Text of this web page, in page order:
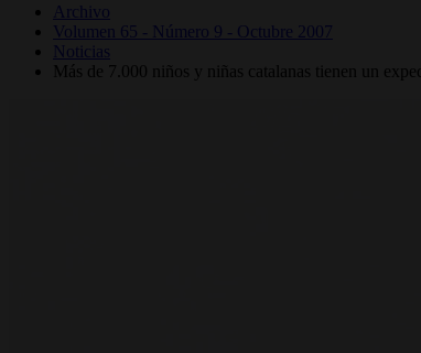
Archivo
Volumen 65 - Número 9 - Octubre 2007
Noticias
Más de 7.000 niños y niñas catalanas tienen un